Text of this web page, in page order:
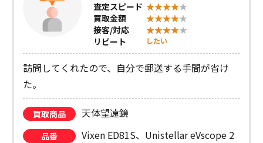
査定スピード
買取金額
接客/対応
リピート
したい
訪問してくれたので、自分で郵送する手間が省け
た。
買取商品 天体望遠鏡
品番 Vixen ED81S、Unistellar eVscope 2